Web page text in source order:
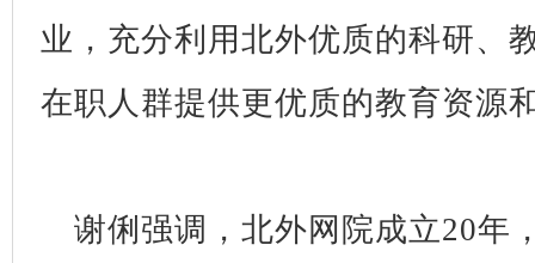
业，充分利用北外优质的科研、
在职人群提供更优质的教育资源
谢俐强调，北外网院成立20年